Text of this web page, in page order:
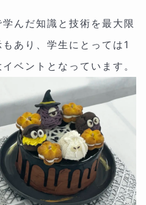
んだ知識と技術を最大限
あり、学生にとっては1
ベントとなっています。